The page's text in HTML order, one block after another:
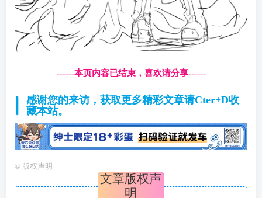
------本页内容已结束，喜欢请分享------
感谢您的来访，获取更多精彩文章请Cter+D收
藏本站。
© 版权声明
文章版权声
明